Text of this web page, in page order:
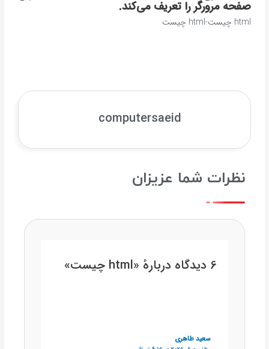
صفحه مرورگر را تعریف می‌کند.
html چیست-html چیست
computersaeid
نظرات شما عزیزان
6 دیدگاه دربارهٔ «html چیست»
سعید طاهری